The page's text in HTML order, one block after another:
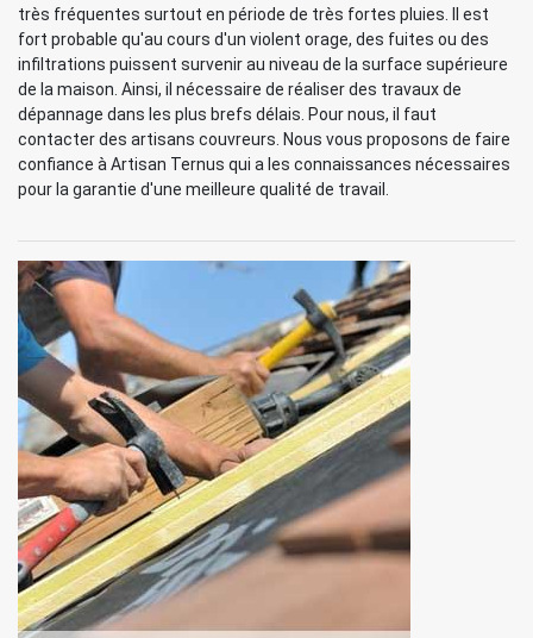
très fréquentes surtout en période de très fortes pluies. Il est
fort probable qu'au cours d'un violent orage, des fuites ou des
infiltrations puissent survenir au niveau de la surface supérieure
de la maison. Ainsi, il nécessaire de réaliser des travaux de
dépannage dans les plus brefs délais. Pour nous, il faut
contacter des artisans couvreurs. Nous vous proposons de faire
confiance à Artisan Ternus qui a les connaissances nécessaires
pour la garantie d'une meilleure qualité de travail.